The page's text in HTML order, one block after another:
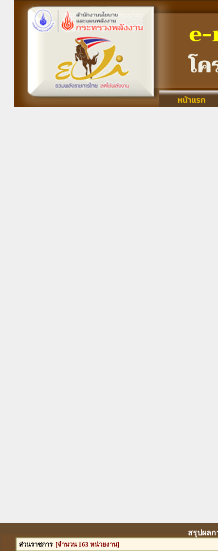
สรุปผลก
ส่วนราชการ [จำนวน 163 หน่วยงาน]